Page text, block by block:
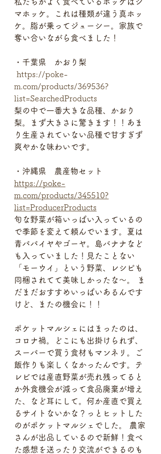
マホッケ。これは種類が違う真ホッ
ケ。脂が乗ってジューシー。家族で
奪い合いながら食べました！
・千葉県　かおり梨
https://poke-
m.com/products/369536?
list=SearchedProducts
梨の中で一番大きな品種、かおり
梨。まず大きさに驚きます！！あま
り生産されていない品種で甘すぎず
爽やかな味わいです。
・沖縄県　農産物セット
https://poke-
m.com/products/345510?
list=ProducerProducts
旬な野菜が箱いっぱい入っているの
で季節を変えて頼んでいます。夏は
青パパイヤやゴーヤ。島バナナなど
も入っていました！見たことない
「モーウイ」という野菜、レシピも
同梱されてて美味しかったな〜。 ま
だまだおすすめいっぱいあるんです
けど、またの機会に！！
ポケットマルシェにはまったのは、
コロナ禍。どこにも出掛けられず、
スーパーで買う食材もマンネリ。ご
飯作りも楽しくなかったんです。テ
レビでは産直野菜が売れ残ってると
か外食機会が減って食品廃棄が増え
た、など耳にして。何か産直で買え
るサイトないかな？っとヒットした
のがポケットマルシェでした。 農家
さんが出品しているので新鮮！食べ
た感想を送ったり交流ができるのも